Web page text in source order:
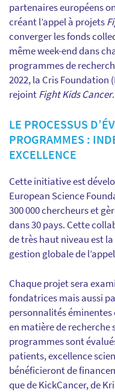
partenaires européens
créant l’appel à projets
converger les fonds
même week-end dans
programmes de
2022, la Cris Foundation
rejointFight Kids Cancer.
LE PROCESSUS
PROGRAMMES :
EXCELLENCE
Cette initiative est
European Science
300 000 chercheurs et
dans 30 pays. Cette
de très haut niveau est
gestion globale de
Chaque projet sera
fondatrices mais aussi
personnalités
en matière de recherche
programmes sont
patients, excellence
bénéficieront de
que de KickCancer, de